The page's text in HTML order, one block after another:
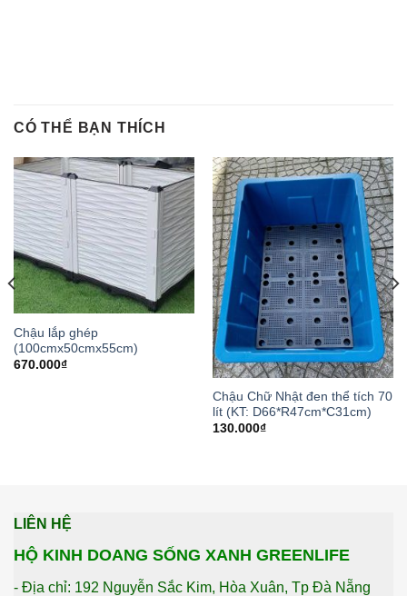
CÓ THỂ BẠN THÍCH
Chậu lắp ghép
(100cmx50cmx55cm)
670.000₫
Chậu Chữ Nhật đen thể tích 70
lít (KT: D66*R47cm*C31cm)
130.000₫
LIÊN HỆ
HỘ KINH DOANG SỐNG XANH GREENLIFE
- Địa chỉ: 192 Nguyễn Sắc Kim, Hòa Xuân, Tp Đà Nẵng